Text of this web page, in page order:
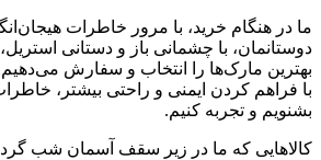
ما در هنگام خرید، با مرور خاطرات
دوستانمان، با چشمانی باز و دستانی استریل،
بهترین مارک‌ها را انتخاب و سفارش
با فراهم کردن ایمنی و راحتی بیشتر،
بشنویم و تجربه کنیم.
کالاهایی که ما در زیر سقف آسمان شب گرد